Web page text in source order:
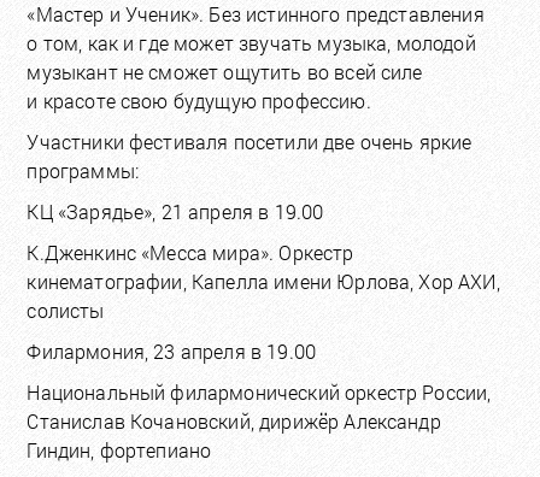
«Мастер и Ученик». Без истинного представления
о том, как и где может звучать музыка, молодой
музыкант не сможет ощутить во всей силе
и красоте свою будущую профессию.
Участники фестиваля посетили две очень яркие
программы:
КЦ «Зарядье», 21 апреля в 19.00
К.Дженкинс «Месса мира». Оркестр
кинематографии, Капелла имени Юрлова, Хор АХИ,
солисты
Филармония, 23 апреля в 19.00
Национальный филармонический оркестр России,
Станислав Кочановский, дирижёр Александр
Гиндин, фортепиано